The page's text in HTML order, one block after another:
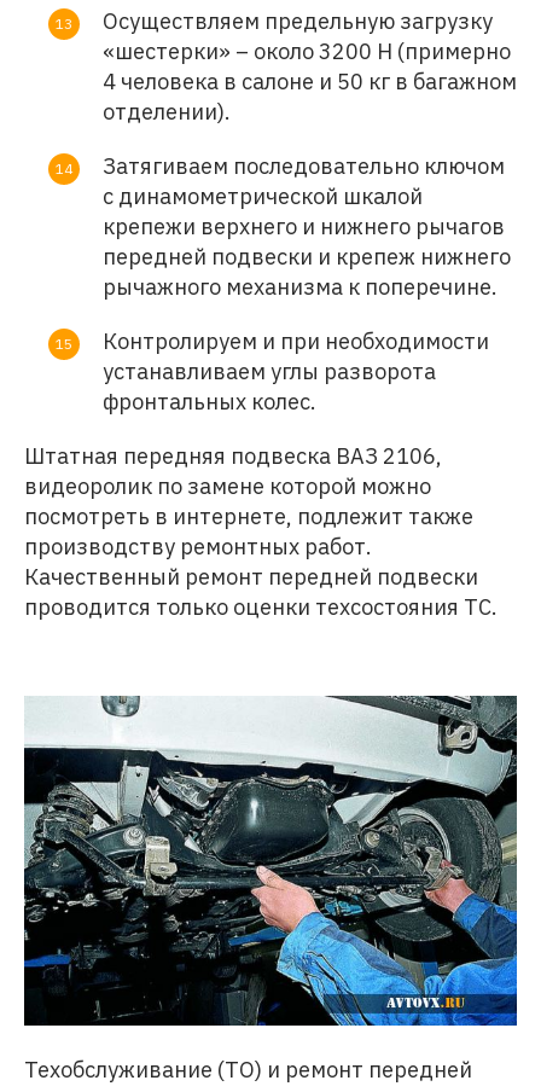
Осуществляем предельную загрузку
«шестерки» – около 3200 Н (примерно
4 человека в салоне и 50 кг в багажном
отделении).
Затягиваем последовательно ключом
с динамометрической шкалой
крепежи верхнего и нижнего рычагов
передней подвески и крепеж нижнего
рычажного механизма к поперечине.
Контролируем и при необходимости
устанавливаем углы разворота
фронтальных колес.
Штатная передняя подвеска ВАЗ 2106,
видеоролик по замене которой можно
посмотреть в интернете, подлежит также
производству ремонтных работ.
Качественный ремонт передней подвески
проводится только оценки техсостояния ТС.
Техобслуживание (ТО) и ремонт передней